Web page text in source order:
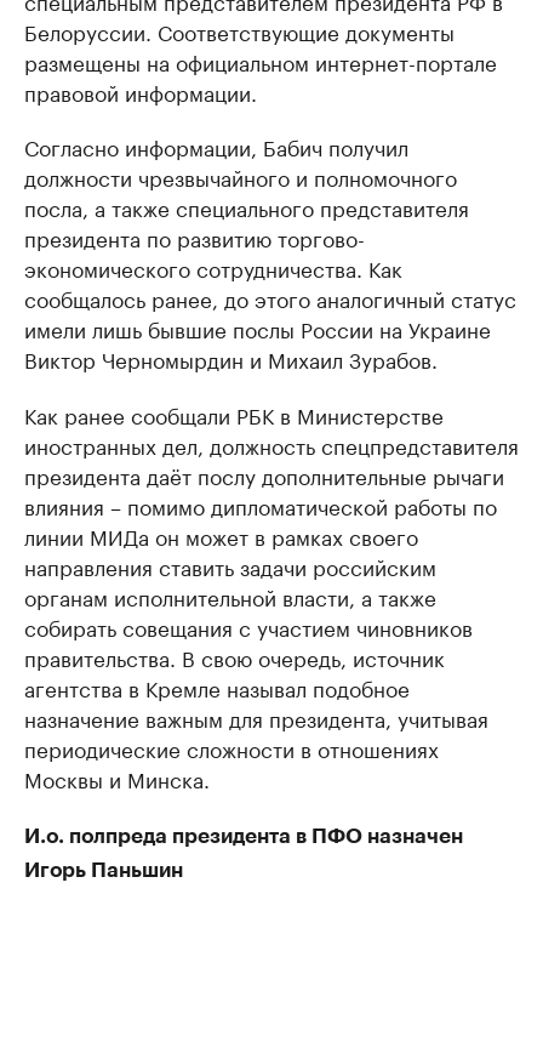
Белоруссии. Соответствующие документы
размещены на официальном интернет-портале
правовой информации.
Согласно информации, Бабич получил
должности чрезвычайного и полномочного
посла, а также специального представителя
президента по развитию торгово-
экономического сотрудничества. Как
сообщалось ранее, до этого аналогичный статус
имели лишь бывшие послы России на Украине
Виктор Черномырдин и Михаил Зурабов.
Как ранее сообщали РБК в Министерстве
иностранных дел, должность спецпредставителя
президента даёт послу дополнительные рычаги
влияния –​ помимо дипломатической работы по
линии МИДа он может в рамках своего
направления ставить задачи российским
органам исполнительной власти, а также
собирать совещания с участием чиновников
правительства. В свою очередь, источник
агентства в Кремле называл подобное
назначение важным для президента, учитывая
периодические сложности в отношениях
Москвы и Минска.
И.о. полпреда президента в ПФО назначен
Игорь Паньшин